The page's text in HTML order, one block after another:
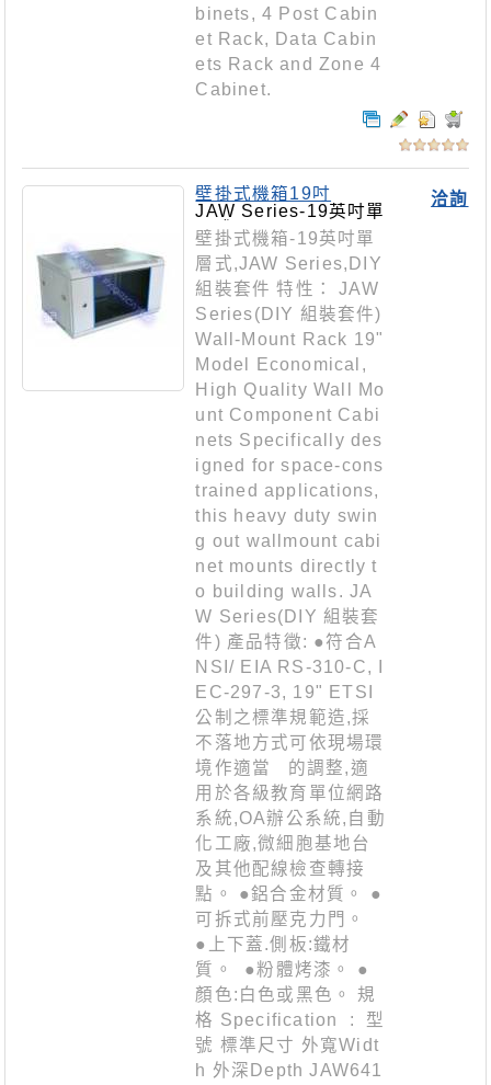
binets, 4 Post Cabin
et Rack, Data Cabin
ets Rack and Zone 4
Cabinet.
洽詢
壁掛式機箱19吋
JAW Series-19英吋單
層式
壁掛式機箱-19英吋單
層式,JAW Series,DIY
組裝套件 特性： JAW
Series(DIY 組裝套件)
Wall-Mount Rack 19"
Model Economical,
High Quality Wall Mo
unt Component Cabi
nets Specifically des
igned for space-cons
trained applications,
this heavy duty swin
g out wallmount cabi
net mounts directly t
o building walls. JA
W Series(DIY 組裝套
件) 產品特徵: ●符合A
NSI/ EIA RS-310-C, I
EC-297-3, 19" ETSI
公制之標準規範造,採
不落地方式可依現場環
境作適當 的調整,適
用於各級教育單位網路
系統,OA辦公系統,自動
化工廠,微細胞基地台
及其他配線檢查轉接
點。 ●鋁合金材質。 ●
可拆式前壓克力門。
●上下蓋.側板:鐵材
質。 ●粉體烤漆。 ●
顏色:白色或黑色。 規
格 Specification : 型
號 標準尺寸 外寬Widt
h 外深Depth JAW641